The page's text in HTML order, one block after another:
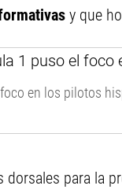
y que
en los pilotos
dorsales para la